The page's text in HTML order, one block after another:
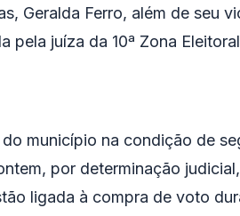
Geralda Ferro, além de seu
pela juíza da 10ª Zona
município na condição de
por determinação
ligada à compra de voto